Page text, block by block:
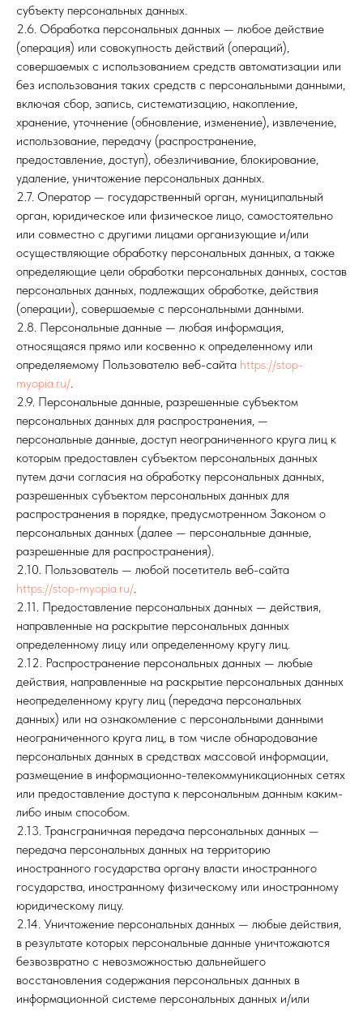
субъекту персональных данных.
2.6. Обработка персональных данных — любое действие
(операция) или совокупность действий (операций),
совершаемых с использованием средств автоматизации или
без использования таких средств с персональными данными,
включая сбор, запись, систематизацию, накопление,
хранение, уточнение (обновление, изменение), извлечение,
использование, передачу (распространение,
предоставление, доступ), обезличивание, блокирование,
удаление, уничтожение персональных данных.
2.7. Оператор — государственный орган, муниципальный
орган, юридическое или физическое лицо, самостоятельно
или совместно с другими лицами организующие и/или
осуществляющие обработку персональных данных, а также
определяющие цели обработки персональных данных, состав
персональных данных, подлежащих обработке, действия
(операции), совершаемые с персональными данными.
2.8. Персональные данные — любая информация,
относящаяся прямо или косвенно к определенному или
определяемому Пользователю веб-сайта https://stop-
myopia.ru/.
2.9. Персональные данные, разрешенные субъектом
персональных данных для распространения, —
персональные данные, доступ неограниченного круга лиц к
которым предоставлен субъектом персональных данных
путем дачи согласия на обработку персональных данных,
разрешенных субъектом персональных данных для
распространения в порядке, предусмотренном Законом о
персональных данных (далее — персональные данные,
разрешенные для распространения).
2.10. Пользователь — любой посетитель веб-сайта
https://stop-myopia.ru/.
2.11. Предоставление персональных данных — действия,
направленные на раскрытие персональных данных
определенному лицу или определенному кругу лиц.
2.12. Распространение персональных данных — любые
действия, направленные на раскрытие персональных данных
неопределенному кругу лиц (передача персональных
данных) или на ознакомление с персональными данными
неограниченного круга лиц, в том числе обнародование
персональных данных в средствах массовой информации,
размещение в информационно-телекоммуникационных сетях
или предоставление доступа к персональным данным каким-
либо иным способом.
2.13. Трансграничная передача персональных данных —
передача персональных данных на территорию
иностранного государства органу власти иностранного
государства, иностранному физическому или иностранному
юридическому лицу.
2.14. Уничтожение персональных данных — любые действия,
в результате которых персональные данные уничтожаются
безвозвратно с невозможностью дальнейшего
восстановления содержания персональных данных в
информационной системе персональных данных и/или